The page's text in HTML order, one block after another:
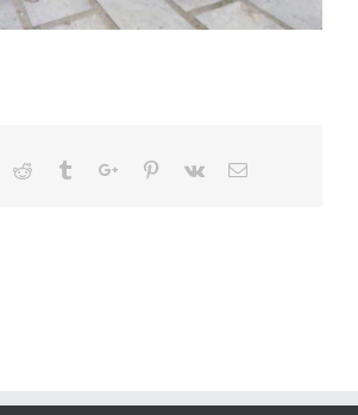
Reddit TumblrGoogle+Pinterest
Vk Email